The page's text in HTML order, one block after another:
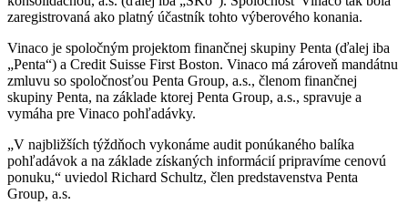
zaregistrovaná ako platný účastník tohto výberového konania.
Vinaco je spoločným projektom finančnej skupiny Penta (ďalej iba
„Penta“) a Credit Suisse First Boston. Vinaco má zároveň mandátnu
zmluvu so spoločnosťou Penta Group, a.s., členom finančnej
skupiny Penta, na základe ktorej Penta Group, a.s., spravuje a
vymáha pre Vinaco pohľadávky.
„V najbližších týždňoch vykonáme audit ponúkaného balíka
pohľadávok a na základe získaných informácií pripravíme cenovú
ponuku,“ uviedol Richard Schultz, člen predstavenstva Penta
Group, a.s.